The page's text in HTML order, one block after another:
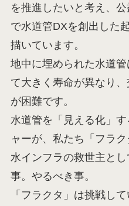
を推進したいと考え、
で水道管DXを創出した
描いています。
地中に埋められた水道
て大きく寿命が異なり
が困難です。
水道管を「見える化」
ャーが、私たち「フラク
水インフラの救世主と
事。やるべき事。
「フラクタ」は挑戦して